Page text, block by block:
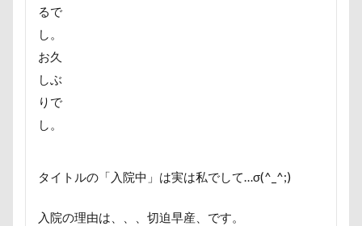
るで
し。
お久
しぶ
りで
し。
タイトルの「入院中」は実は私でして…σ(^_^;)
入院の理由は、、、切迫早産、です。
富山湾
富士急ハイランド
富士すばるランド
小春ちゃん
山北町
山中湖村
山中湖
山下公園 展望台